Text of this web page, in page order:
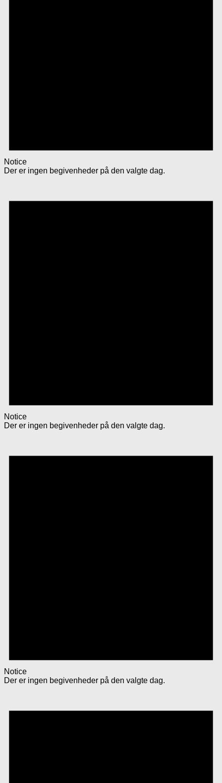
Notice
Der er ingen begivenheder på den valgte dag.
Notice
Der er ingen begivenheder på den valgte dag.
Notice
Der er ingen begivenheder på den valgte dag.